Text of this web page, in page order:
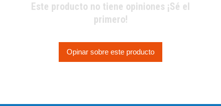
Este producto no tiene opiniones ¡Sé el
primero!
Opinar sobre este producto